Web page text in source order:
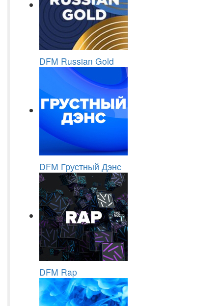
DFM Russian Gold
DFM Грустный Дэнс
DFM Rap